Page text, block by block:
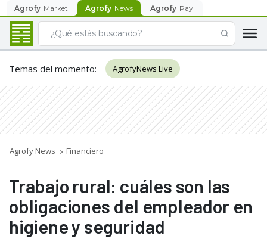
Agrofy Market Agrofy News Agrofy Pay
Temas del momento: AgrofyNews Live
Agrofy News Financiero
Trabajo rural: cuáles son las
obligaciones del empleador en
higiene y seguridad